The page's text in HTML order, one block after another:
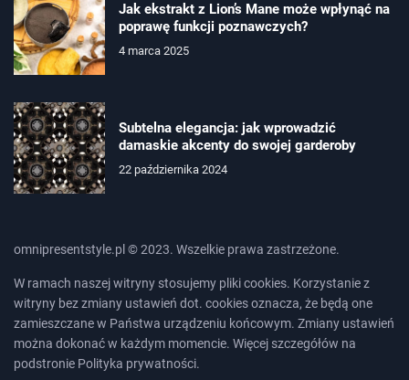
Jak ekstrakt z Lion’s Mane może wpłynąć na
poprawę funkcji poznawczych?
4 marca 2025
Subtelna elegancja: jak wprowadzić
damaskie akcenty do swojej garderoby
22 października 2024
omnipresentstyle.pl © 2023. Wszelkie prawa zastrzeżone.
W ramach naszej witryny stosujemy pliki cookies. Korzystanie z
witryny bez zmiany ustawień dot. cookies oznacza, że będą one
zamieszczane w Państwa urządzeniu końcowym. Zmiany ustawień
można dokonać w każdym momencie. Więcej szczegółów na
podstronie Polityka prywatności.